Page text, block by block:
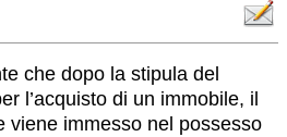
che dopo la stipula del
l’acquisto di un immobile, il
viene immesso nel possesso